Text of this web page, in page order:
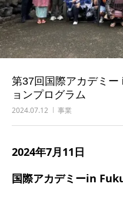
第37回国際アカデミ
ョンプログラム
2024.07.12 事業
2024年7月11日
国際アカデミーin